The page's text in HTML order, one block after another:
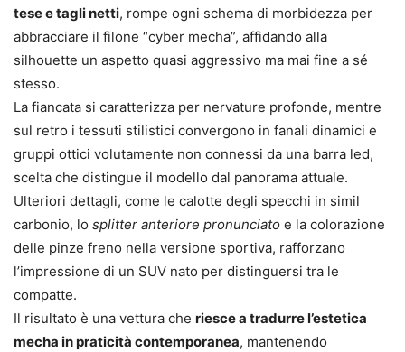
tese e tagli netti, rompe ogni schema di morbidezza per
abbracciare il filone “cyber mecha”, affidando alla
silhouette un aspetto quasi aggressivo ma mai fine a sé
stesso.
La fiancata si caratterizza per nervature profonde, mentre
sul retro i tessuti stilistici convergono in fanali dinamici e
gruppi ottici volutamente non connessi da una barra led,
scelta che distingue il modello dal panorama attuale.
Ulteriori dettagli, come le calotte degli specchi in simil
carbonio, lo splitter anteriore pronunciato e la colorazione
delle pinze freno nella versione sportiva, rafforzano
l’impressione di un SUV nato per distinguersi tra le
compatte.
Il risultato è una vettura che riesce a tradurre l’estetica
mecha in praticità contemporanea, mantenendo